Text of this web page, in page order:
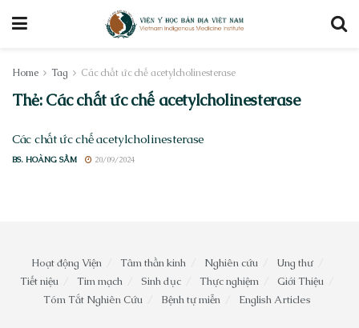
Home Tag Các chất ức chế acetylcholinesterase
Thẻ:Các chất ức chế acetylcholinesterase
Các chất ức chế acetylcholinesterase
BS. HOÀNG SẦM 20/09/2024
Hoạt động Viện Tâm thần kinh Nghiên cứu
Ung thư
Tiết niệu
Tim mạch Sinh dục Thực nghiệm
Giới Thiệu
Tóm Tắt Nghiên Cứu
Bệnh tự miễn English Articles